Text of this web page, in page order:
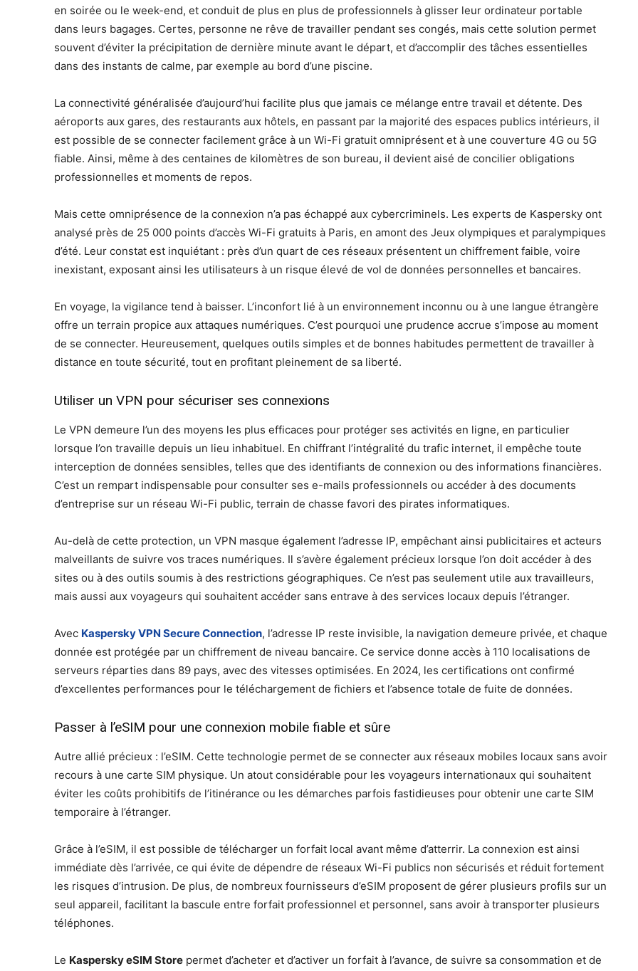
en soirée ou le week-end, et conduit de plus en plus de professionnels à glisser leur ordinateur portable
dans leurs bagages. Certes, personne ne rêve de travailler pendant ses congés, mais cette solution permet
souvent d’éviter la précipitation de dernière minute avant le départ, et d’accomplir des tâches essentielles
dans des instants de calme, par exemple au bord d’une piscine.
La connectivité généralisée d’aujourd’hui facilite plus que jamais ce mélange entre travail et détente. Des
aéroports aux gares, des restaurants aux hôtels, en passant par la majorité des espaces publics intérieurs, il
est possible de se connecter facilement grâce à un Wi-Fi gratuit omniprésent et à une couverture 4G ou 5G
fiable. Ainsi, même à des centaines de kilomètres de son bureau, il devient aisé de concilier obligations
professionnelles et moments de repos.
Mais cette omniprésence de la connexion n’a pas échappé aux cybercriminels. Les experts de Kaspersky ont
analysé près de 25 000 points d’accès Wi-Fi gratuits à Paris, en amont des Jeux olympiques et paralympiques
d’été. Leur constat est inquiétant : près d’un quart de ces réseaux présentent un chiffrement faible, voire
inexistant, exposant ainsi les utilisateurs à un risque élevé de vol de données personnelles et bancaires.
En voyage, la vigilance tend à baisser. L’inconfort lié à un environnement inconnu ou à une langue étrangère
offre un terrain propice aux attaques numériques. C’est pourquoi une prudence accrue s’impose au moment
de se connecter. Heureusement, quelques outils simples et de bonnes habitudes permettent de travailler à
distance en toute sécurité, tout en profitant pleinement de sa liberté.
Utiliser un VPN pour sécuriser ses connexions
Le VPN demeure l’un des moyens les plus efficaces pour protéger ses activités en ligne, en particulier
lorsque l’on travaille depuis un lieu inhabituel. En chiffrant l’intégralité du trafic internet, il empêche toute
interception de données sensibles, telles que des identifiants de connexion ou des informations financières.
C’est un rempart indispensable pour consulter ses e-mails professionnels ou accéder à des documents
d’entreprise sur un réseau Wi-Fi public, terrain de chasse favori des pirates informatiques.
Au-delà de cette protection, un VPN masque également l’adresse IP, empêchant ainsi publicitaires et acteurs
malveillants de suivre vos traces numériques. Il s’avère également précieux lorsque l’on doit accéder à des
sites ou à des outils soumis à des restrictions géographiques. Ce n’est pas seulement utile aux travailleurs,
mais aussi aux voyageurs qui souhaitent accéder sans entrave à des services locaux depuis l’étranger.
Avec Kaspersky VPN Secure Connection, l’adresse IP reste invisible, la navigation demeure privée, et chaque
donnée est protégée par un chiffrement de niveau bancaire. Ce service donne accès à 110 localisations de
serveurs réparties dans 89 pays, avec des vitesses optimisées. En 2024, les certifications ont confirmé
d’excellentes performances pour le téléchargement de fichiers et l’absence totale de fuite de données.
Passer à l’eSIM pour une connexion mobile fiable et sûre
Autre allié précieux : l’eSIM. Cette technologie permet de se connecter aux réseaux mobiles locaux sans avoir
recours à une carte SIM physique. Un atout considérable pour les voyageurs internationaux qui souhaitent
éviter les coûts prohibitifs de l’itinérance ou les démarches parfois fastidieuses pour obtenir une carte SIM
temporaire à l’étranger.
Grâce à l’eSIM, il est possible de télécharger un forfait local avant même d’atterrir. La connexion est ainsi
immédiate dès l’arrivée, ce qui évite de dépendre de réseaux Wi-Fi publics non sécurisés et réduit fortement
les risques d’intrusion. De plus, de nombreux fournisseurs d’eSIM proposent de gérer plusieurs profils sur un
seul appareil, facilitant la bascule entre forfait professionnel et personnel, sans avoir à transporter plusieurs
téléphones.
Le Kaspersky eSIM Store permet d’acheter et d’activer un forfait à l’avance, de suivre sa consommation et de